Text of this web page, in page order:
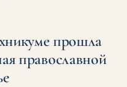
прошла
православной